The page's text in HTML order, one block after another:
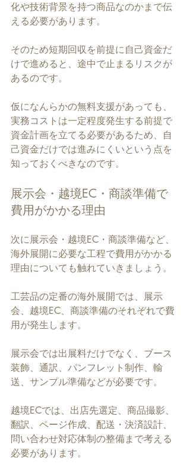
化や技術背景を持つ商品なのかまで伝
える必要があります。
そのため短期回収を前提に自己資金だ
けで進めると、途中で止まるリスクが
あるのです。
仮になんらかの無料支援があっても、
実務コストは一定程度発生する前提で
資金計画を立てる必要があるため、自
己資金だけでは進みにくいという点を
知っておくべきなのです。
展示会・越境EC・商談準備で
費用がかかる理由
次に展示会・越境EC・商談準備など、
海外展開に必要な工程で費用がかかる
理由についても触れていきましょう。
工芸品の定番の海外展開では、展示
会、越境EC、商談準備のそれぞれで費
用が発生します。
展示会では出展料だけでなく、ブース
装飾、通訳、パンフレット制作、輸
送、サンプル準備などが必要です。
越境ECでは、出店先選定、商品撮影、
翻訳、ページ作成、配送・決済設計、
問い合わせ対応体制の整備まで考える
必要があります。